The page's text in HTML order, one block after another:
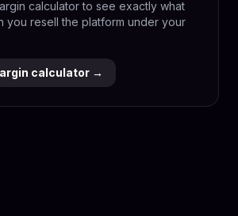
calculator to see exactly what
you resell the platform under your
calculator →